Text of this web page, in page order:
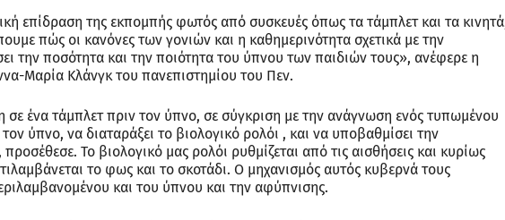
επίδραση της εκπομπής φωτός από συσκευές όπως τα τάμπλετ και τα
πώς οι κανόνες των γονιών και η καθημερινότητα σχετικά με την
την ποσότητα και την ποιότητα του ύπνου των παιδιών τους», ανέφερε η
Μαρία Κλάνγκ του πανεπιστημίου του Πεν.
σε ένα τάμπλετ πριν τον ύπνο, σε σύγκριση με την ανάγνωση ενός τυπωμένου
ύπνο, να διαταράξει το βιολογικό ρολόι , και να υποβαθμίσει την
Το βιολογικό μας ρολόι ρυθμίζεται από τις αισθήσεις και κυρίως
το φως και το σκοτάδι. Ο μηχανισμός αυτός κυβερνά τους
και του ύπνου και την αφύπνισης.